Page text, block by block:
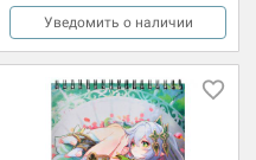
Уведомить о наличии